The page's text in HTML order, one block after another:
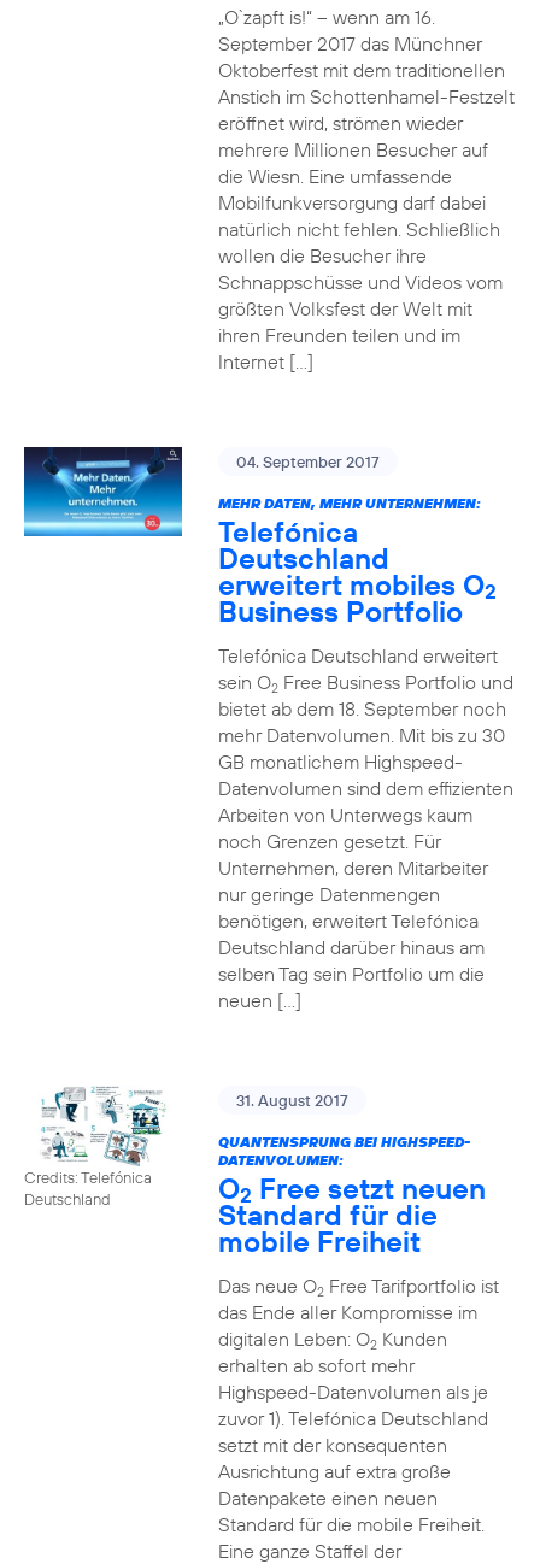
„O`zapft is!“ – wenn am 16.
September 2017 das Münchner
Oktoberfest mit dem traditionellen
Anstich im Schottenhamel-Festzelt
eröffnet wird, strömen wieder
mehrere Millionen Besucher auf
die Wiesn. Eine umfassende
Mobilfunkversorgung darf dabei
natürlich nicht fehlen. Schließlich
wollen die Besucher ihre
Schnappschüsse und Videos vom
größten Volksfest der Welt mit
ihren Freunden teilen und im
Internet […]
04. September 2017
MEHR DATEN, MEHR UNTERNEHMEN:
Telefónica
Deutschland
erweitert mobiles O2
Business Portfolio
Telefónica Deutschland erweitert
sein O2Free Business Portfolio und
bietet ab dem 18. September noch
mehr Datenvolumen. Mit bis zu 30
GB monatlichem Highspeed-
Datenvolumen sind dem effizienten
Arbeiten von Unterwegs kaum
noch Grenzen gesetzt. Für
Unternehmen, deren Mitarbeiter
nur geringe Datenmengen
benötigen, erweitert Telefónica
Deutschland darüber hinaus am
selben Tag sein Portfolio um die
neuen […]
Credits: Telefónica
Deutschland
31. August 2017
QUANTENSPRUNG BEI HIGHSPEED-
DATENVOLUMEN:
O2 Free setzt neuen
Standard für die
mobile Freiheit
Das neue O2Free Tarifportfolio ist
das Ende aller Kompromisse im
digitalen Leben: O2Kunden
erhalten ab sofort mehr
Highspeed-Datenvolumen als je
zuvor 1). Telefónica Deutschland
setzt mit der konsequenten
Ausrichtung auf extra große
Datenpakete einen neuen
Standard für die mobile Freiheit.
Eine ganze Staffel der